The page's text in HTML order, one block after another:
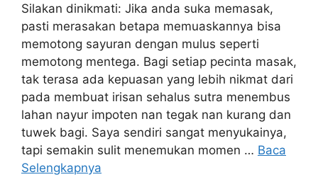
Silakan dinikmati: Jika anda suka memasak,
pasti merasakan betapa memuaskannya bisa
memotong sayuran dengan mulus seperti
memotong mentega. Bagi setiap pecinta masak,
tak terasa ada kepuasan yang lebih nikmat dari
pada membuat irisan sehalus sutra menembus
lahan nayur impoten nan tegak nan kurang dan
tuwek bagi. Saya sendiri sangat menyukainya,
tapi semakin sulit menemukan momen … Baca
Selengkapnya